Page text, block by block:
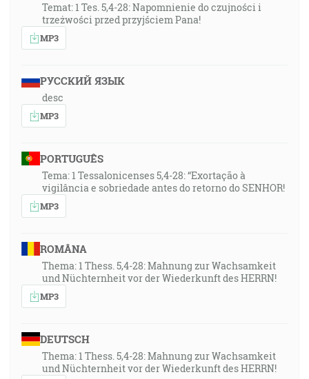
Temat: 1 Tes. 5,4-28: Napomnienie do czujności i
trzeżwości przed przyjściem Pana!
MP3
РУССКИЙ ЯЗЫК
desc
MP3
PORTUGUÊS
Tema: 1 Tessalonicenses 5,4-28: “Exortação à
vigilância e sobriedade antes do retorno do SENHOR!
MP3
ROMÂNA
Thema: 1 Thess. 5,4-28: Mahnung zur Wachsamkeit
und Nüchternheit vor der Wiederkunft des HERRN!
MP3
DEUTSCH
Thema: 1 Thess. 5,4-28: Mahnung zur Wachsamkeit
und Nüchternheit vor der Wiederkunft des HERRN!